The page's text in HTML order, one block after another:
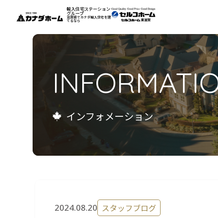
輸入住宅ステーション
グループ
滋賀県でカナダ輸入住宅を建
てるなら
私たちについて
モデルハウス
インフォメーション
施工例
インフォメーション
2024.08.20 スタッフブログ